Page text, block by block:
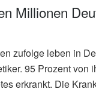
Millionen
zufolge leben in
95 Prozent von
erkrankt. Die